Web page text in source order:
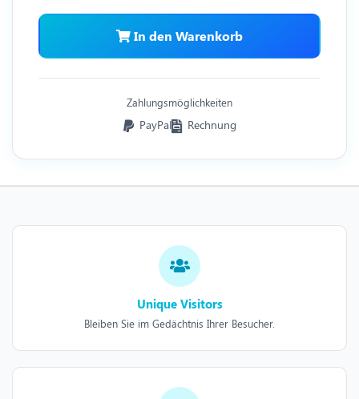
In den Warenkorb
Zahlungsmöglichkeiten
PayPal Rechnung
Unique Visitors
Bleiben Sie im Gedächtnis Ihrer Besucher.